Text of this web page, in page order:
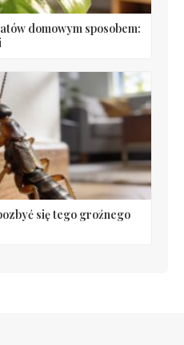
domowym sposobem:
się tego groźnego